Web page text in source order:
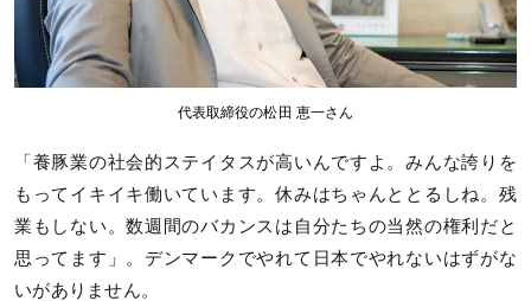
代表取締役の松田 恵一さん
「養豚業の社会的ステイタスが高いんですよ。みんな誇りを
もってイキイキ働いています。休みはちゃんととるしね。残
業もしない。数週間のバカンスは自分たちの当然の権利だと
思ってます」。デンマークでやれて日本でやれないはずがな
いがありません。